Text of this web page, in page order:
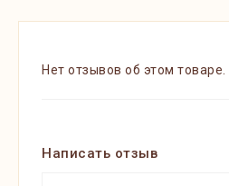
Нет отзывов об этом товаре.
Написать отзыв